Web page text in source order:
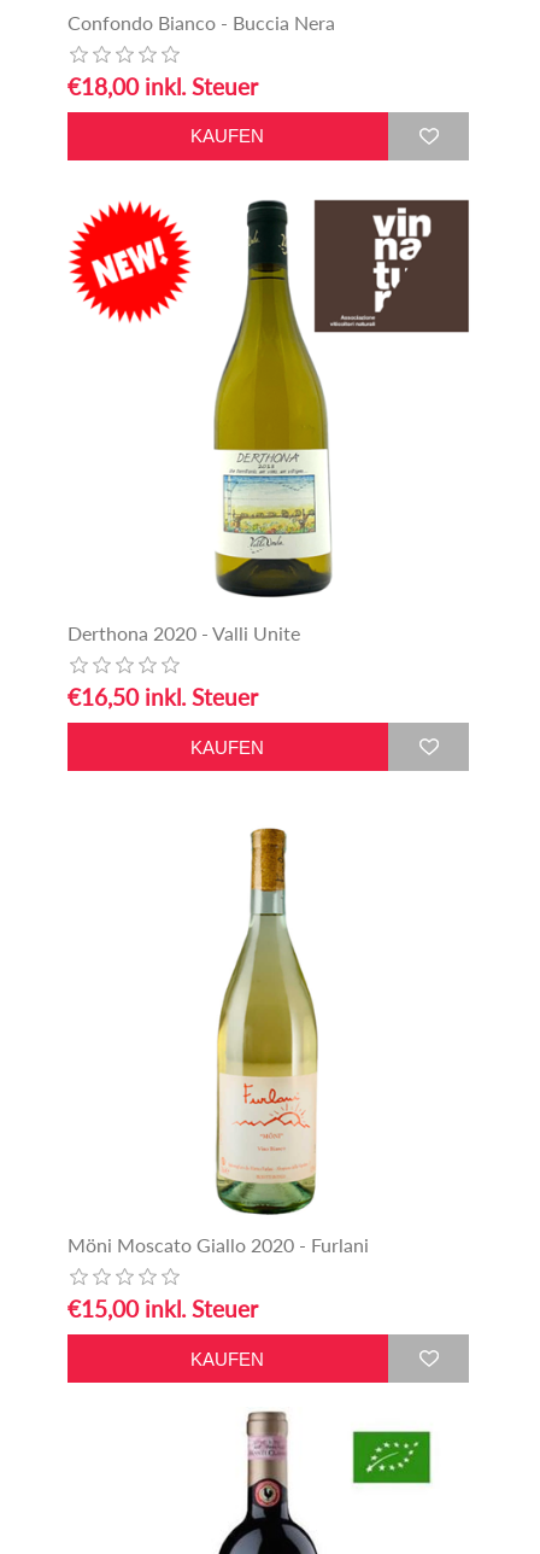
Confondo Bianco - Buccia Nera
€18,00 inkl. Steuer
Derthona 2020 - Valli Unite
€16,50 inkl. Steuer
Möni Moscato Giallo 2020 - Furlani
€15,00 inkl. Steuer